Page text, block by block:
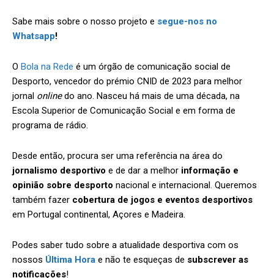
Sabe mais sobre o nosso projeto e segue-nos no
Whatsapp!
O Bola na Rede é um órgão de comunicação social de
Desporto, vencedor do prémio CNID de 2023 para melhor
jornal onlinedo ano. Nasceu há mais de uma década, na
Escola Superior de Comunicação Social e em forma de
programa de rádio.
Desde então, procura ser uma referência na área do
jornalismo desportivo e de dar a melhor informação e
opinião sobre desporto nacional e internacional. Queremos
também fazer cobertura de jogos e eventos desportivos
em Portugal continental, Açores e Madeira.
Podes saber tudo sobre a atualidade desportiva com os
nossos Última Hora e não te esqueças de subscrever as
notificações!